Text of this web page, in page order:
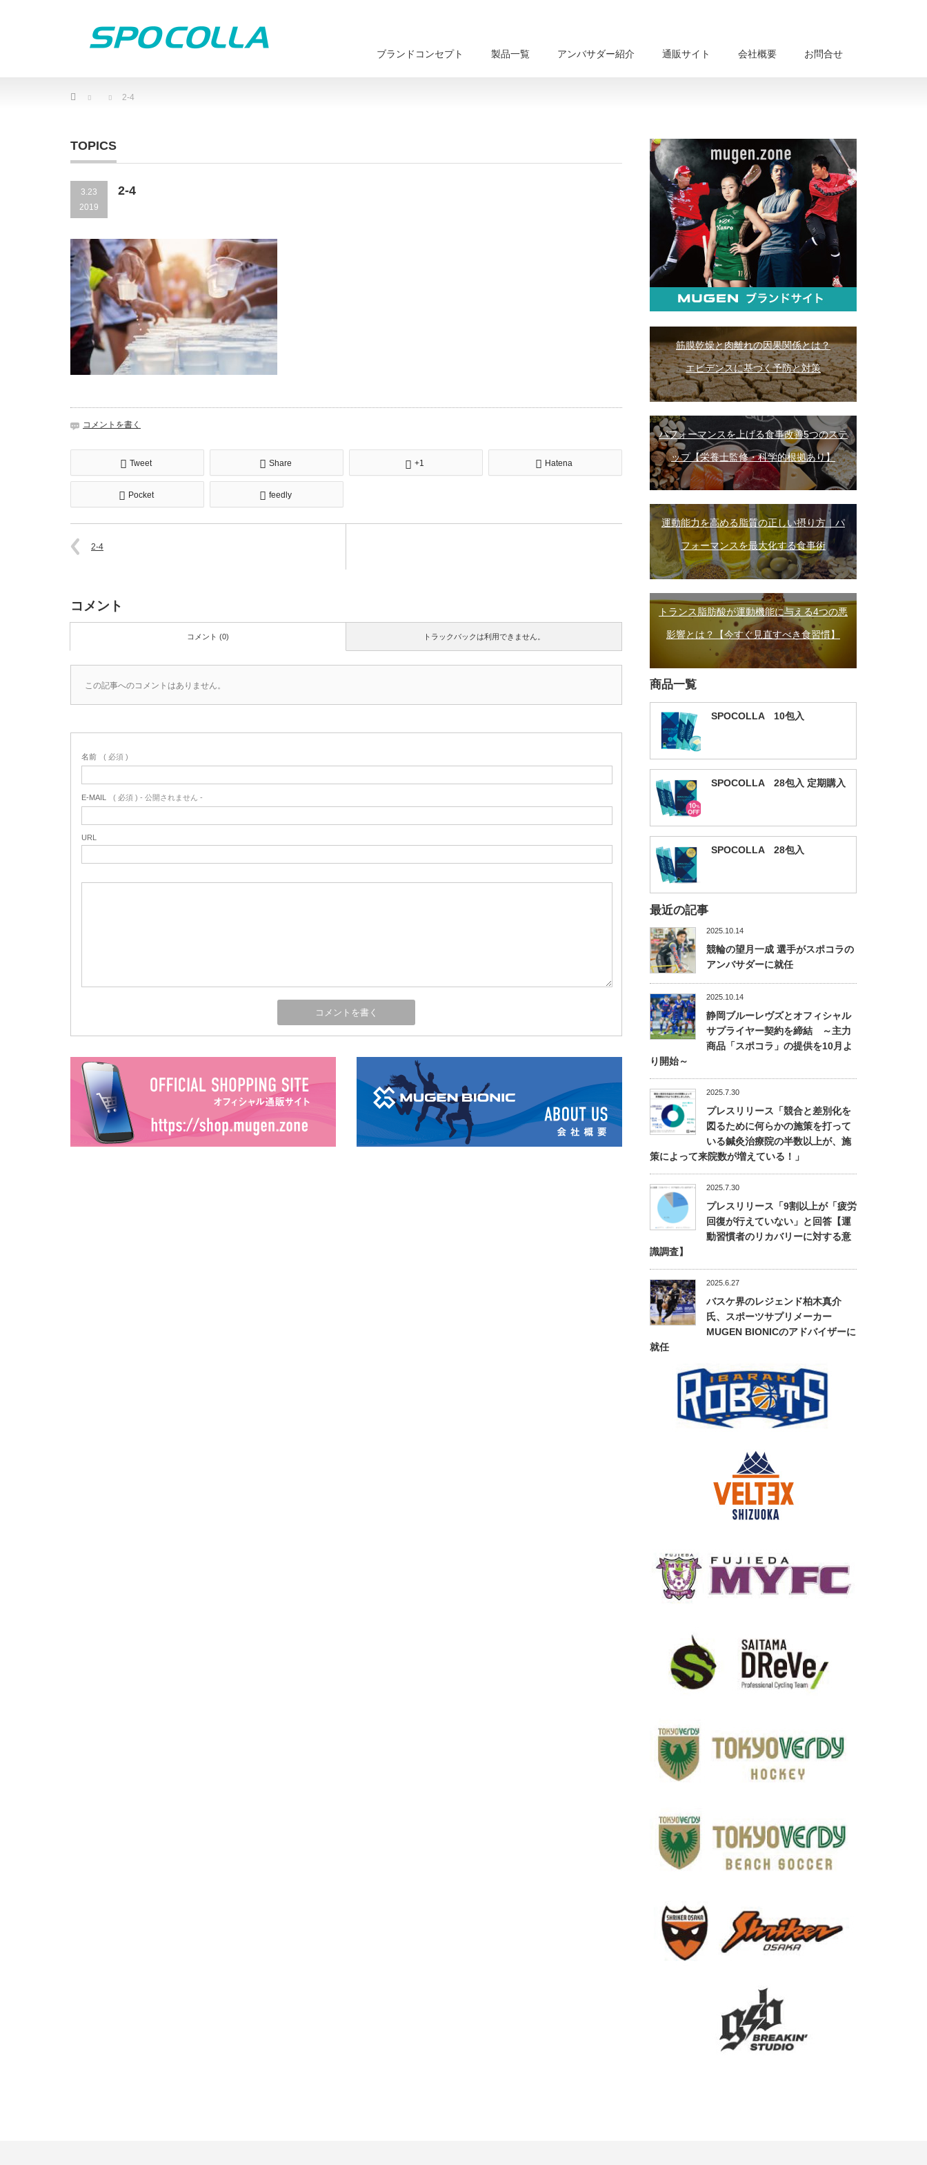
ブランドコンセプト 製品一覧 アンバサダー紹介 通販サイト 会社概要 お問合せ
Home 2-4
TOPICS
3.23
2019
2-4
コメントを書く
Tweet Share +1 Hatena
Pocket feedly
2-4
コメント
トラックバックは利用できません。
コメント (0)
この記事へのコメントはありません。
名前 ( 必須 )
E-MAIL ( 必須 ) - 公開されません -
URL
筋膜乾燥と肉離れの因果関係とは？
エビデンスに基づく予防と対策
パフォーマンスを上げる食事改善5つのステ
ップ【栄養士監修・科学的根拠あり】
運動能力を高める脂質の正しい摂り方｜パ
フォーマンスを最大化する食事術
トランス脂肪酸が運動機能に与える4つの悪
影響とは？【今すぐ見直すべき食習慣】
商品一覧
SPOCOLLA 10包入
SPOCOLLA 28包入 定期購入
SPOCOLLA 28包入
最近の記事
2025.10.14
競輪の望月一成 選手がスポコラの
アンバサダーに就任
2025.10.14
静岡ブルーレヴズとオフィシャル
サプライヤー契約を締結 ～主力
商品「スポコラ」の提供を10月よ
り開始～
2025.7.30
プレスリリース「競合と差別化を
図るために何らかの施策を打って
いる鍼灸治療院の半数以上が、施
策によって来院数が増えている！」
2025.7.30
プレスリリース「9割以上が「疲労
回復が行えていない」と回答【運
動習慣者のリカバリーに対する意
識調査】
2025.6.27
バスケ界のレジェンド柏木真介
氏、スポーツサプリメーカー
MUGEN BIONICのアドバイザーに
就任